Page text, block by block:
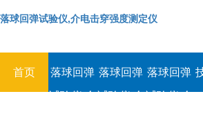
落球回弹试验仪,介电击穿强度测定仪
首页
落球回弹
试验仪,介
落球回弹
试验仪,介
落球回弹
试验仪,介